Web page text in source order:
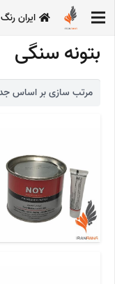
ایران رنگ
بتونه سنگی